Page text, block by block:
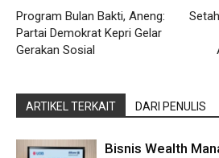
Program Bulan Bakti, Aneng:
Partai Demokrat Kepri Gelar
Gerakan Sosial
ARTIKEL TERKAIT DARI PENULIS
Bisnis Wealth